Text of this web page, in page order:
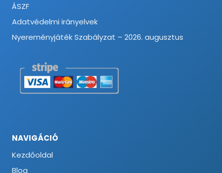
ÁSZF
Adatvédelmi irányelvek
Nyereményjáték Szabályzat – 2026. augusztus
NAVIGÁCIÓ
Kezdőoldal
Blog